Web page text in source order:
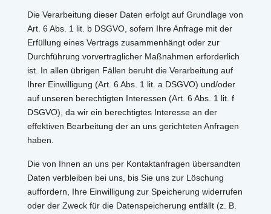
Die Verarbeitung dieser Daten erfolgt auf Grundlage von
Art. 6 Abs. 1 lit. b DSGVO, sofern Ihre Anfrage mit der
Erfüllung eines Vertrags zusammenhängt oder zur
Durchführung vorvertraglicher Maßnahmen erforderlich
ist. In allen übrigen Fällen beruht die Verarbeitung auf
Ihrer Einwilligung (Art. 6 Abs. 1 lit. a DSGVO) und/oder
auf unseren berechtigten Interessen (Art. 6 Abs. 1 lit. f
DSGVO), da wir ein berechtigtes Interesse an der
effektiven Bearbeitung der an uns gerichteten Anfragen
haben.
Die von Ihnen an uns per Kontaktanfragen übersandten
Daten verbleiben bei uns, bis Sie uns zur Löschung
auffordern, Ihre Einwilligung zur Speicherung widerrufen
oder der Zweck für die Datenspeicherung entfällt (z. B.